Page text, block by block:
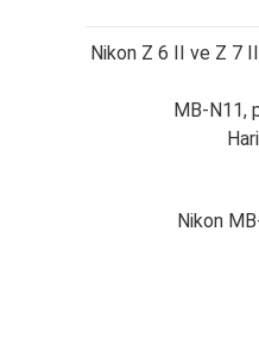
Nikon Z 6 II ve Z 7
MB-N11,
Nikon